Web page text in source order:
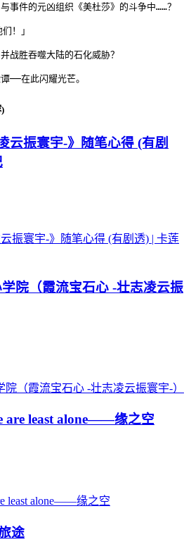
事件的元凶组织《美杜莎》的斗争中……？
！」
战胜吞噬大陆的石化威胁？
──在此闪耀光芒。
云振寰宇-》随笔心得 (有剧
学院（霞流宝石心 -壮志凌云振
are least alone——缘之空
途